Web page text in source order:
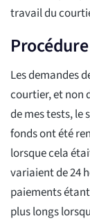
travail du
Les demandes
courtier, et non
de mes tests, le
fonds ont été
lorsque cela
variaient de 24
paiements
plus longs